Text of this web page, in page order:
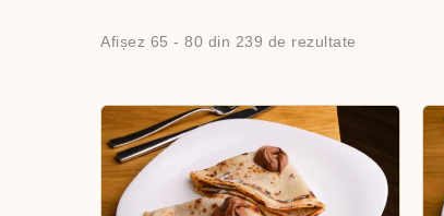
Afișez 65 - 80 din 239 de rezultate